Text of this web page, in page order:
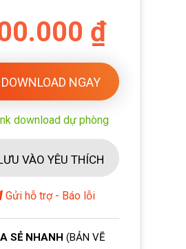
₫
NGAY
download dự phòng
VÀO YÊU THÍCH
Gửi hỗ trợ - Báo lỗi
SẺ NHANH (BẢN VẼ